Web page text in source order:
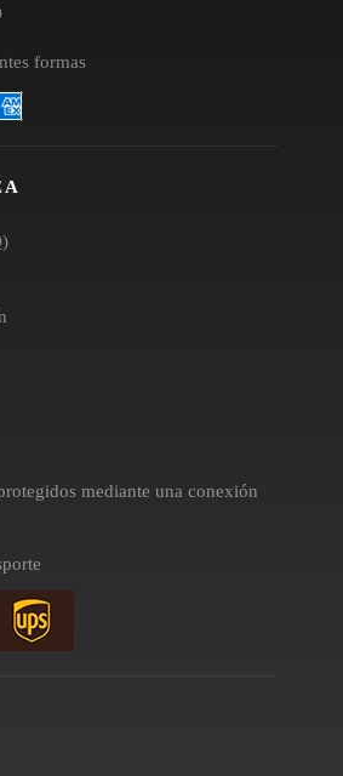
formas
mediante una conexión